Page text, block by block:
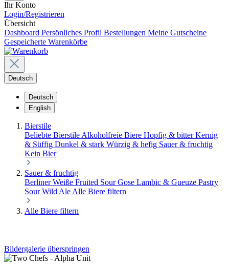
Ihr Konto
Login/Registrieren
Übersicht
Dashboard Persönliches Profil Bestellungen Meine Gutscheine
Gespeicherte Warenkörbe
Deutsch
Deutsch
English
Bierstile
Beliebte Bierstile Alkoholfreie Biere Hopfig & bitterKernig
& Süffig Dunkel & stark Würzig & hefig Sauer & fruchtig
Kein Bier
Sauer & fruchtig
Berliner Weiße Fruited SourGose Lambic & Gueuze Pastry
SourWild Ale Alle Biere filtern
Alle Biere filtern
Bildergalerie überspringen